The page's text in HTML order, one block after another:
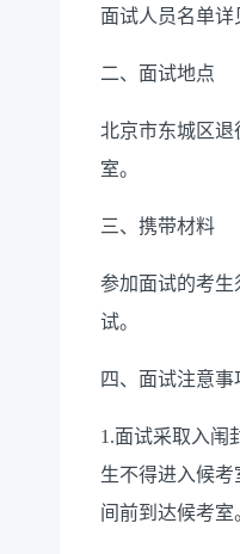
面试人员名单详
二、面试地点
北京市东城区退
室。
三、携带材料
参加面试的考
试。
四、面试注意事
1.面试采取入闱
生不得进入候
间前到达候考室